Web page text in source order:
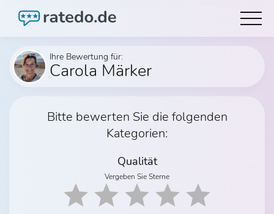
Ihre Bewertung für:
Carola Märker
Bitte bewerten Sie die folgenden
Kategorien:
Qualität
Vergeben Sie Sterne